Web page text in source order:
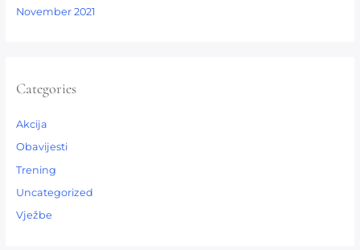
November 2021
Categories
Akcija
Obavijesti
Trening
Uncategorized
Vježbe